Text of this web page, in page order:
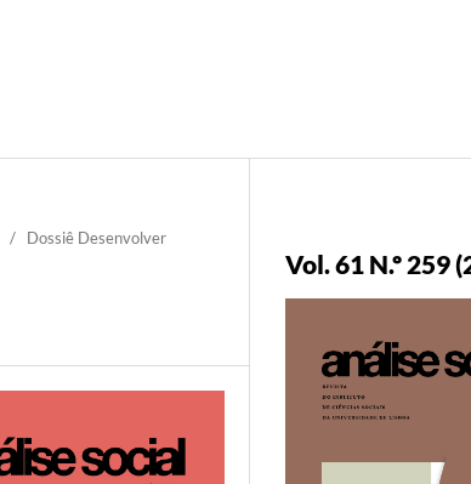
/ Dossiê Desenvolver
Vol. 61 N.º 259